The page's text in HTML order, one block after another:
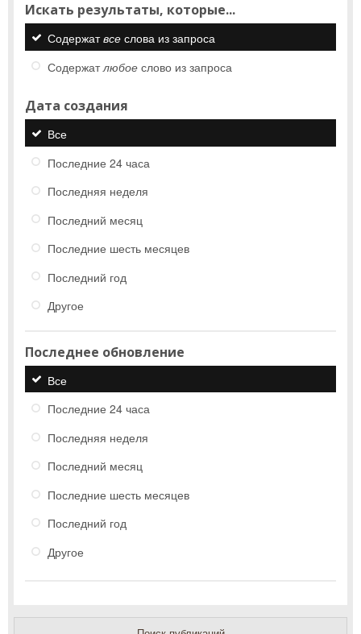
Искать результаты, которые...
Содержатвсе слова из запроса
Содержатлюбое слово из запроса
Дата создания
Все
Последние 24 часа
Последняя неделя
Последний месяц
Последние шесть месяцев
Последний год
Другое
Последнее обновление
Все
Последние 24 часа
Последняя неделя
Последний месяц
Последние шесть месяцев
Последний год
Другое